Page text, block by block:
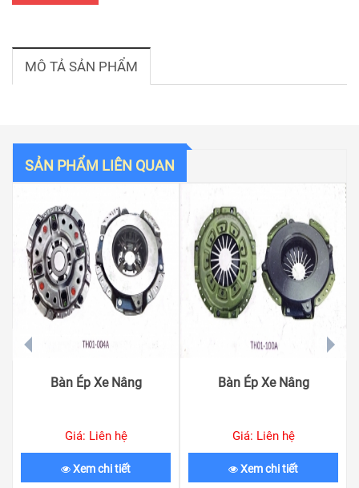
MÔ TẢ SẢN PHẨM
SẢN PHẨM LIÊN QUAN
Bàn Ép Xe Nâng
Giá: Liên hệ
Xem chi tiết
Bàn Ép Xe Nâng
Giá: Liên hệ
Xem chi tiết
prev next